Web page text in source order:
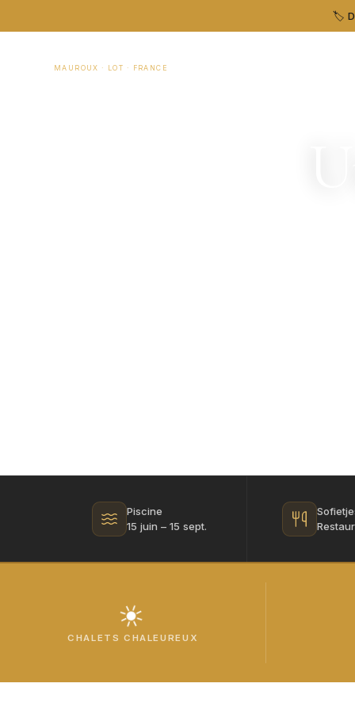
🏷️
☀MAUROUX · LOT · FRANCE
Piscine
15 juin – 15 sept.
☀
CHALETS CHALEUREUX